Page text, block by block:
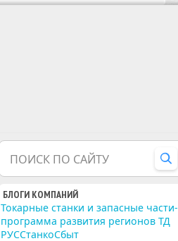
ПОИСК ПО САЙТУ
БЛОГИ КОМПАНИЙ
Токарные станки и запасные части-
программа развития регионов ТД
РУССтанкоСбыт